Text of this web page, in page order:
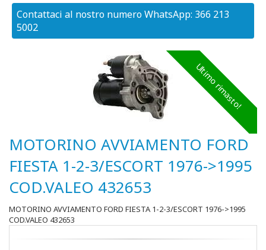
Contattaci al nostro numero WhatsApp: 366 213
5002
Ultimo rimasto!
MOTORINO AVVIAMENTO FORD
FIESTA 1-2-3/ESCORT 1976->1995
COD.VALEO 432653
MOTORINO AVVIAMENTO FORD FIESTA 1-2-3/ESCORT 1976->1995
COD.VALEO 432653